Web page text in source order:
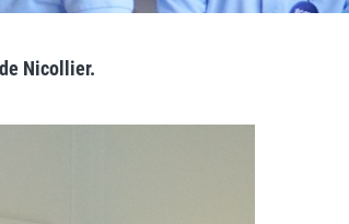
Nicollier.